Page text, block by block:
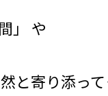
」 や
と寄り添って